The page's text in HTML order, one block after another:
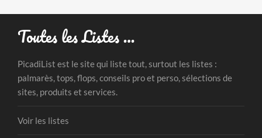
Toutes les Listes …
PicadiList est le site qui liste tout, surtout les listes :
palmarès, tops, flops, conseils pro et perso, sélections de
sites, produits et services.
Voir les listes